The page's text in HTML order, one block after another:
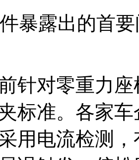
暴露出的首
针对零重力
标准。各家
用电流检测